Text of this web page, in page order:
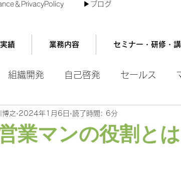
＆PrivacyPolicy ▶︎ブログ
実績 業務内容 セミナー・研修・
組織開発 自己啓発 セールス
業マンの役割とは
之 2024年1月6日 読了時間: 6分